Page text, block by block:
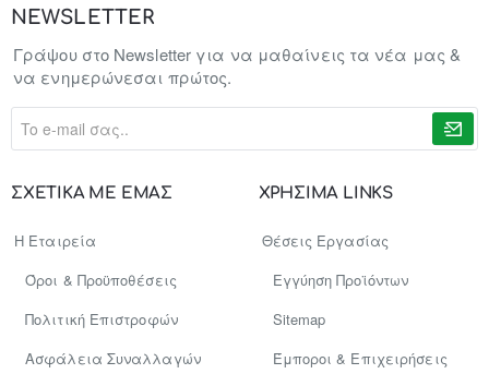
ΣΧΕΤΙΚΑ ΜΕ ΕΜΑΣ
Η Εταιρεία
Όροι & Προϋποθέσεις
Πολιτική Επιστροφών
Ασφάλεια Συναλλαγών
ΧΡΗΣΙΜΑ LINKS
Θέσεις Εργασίας
Εγγύηση Προϊόντων
Sitemap
Έμποροι & Επιχειρήσεις
NEWSLETTER
Γράψου στο Newsletter για να μαθαίνεις τα νέα μας &
να ενημερώνεσαι πρώτος.
σας..